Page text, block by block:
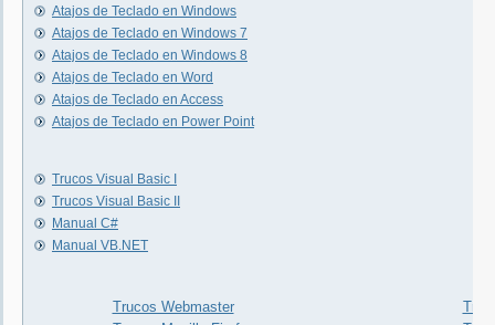
Atajos de Teclado en Windows
Atajos de Teclado en Windows 7
Atajos de Teclado en Windows 8
Atajos de Teclado en Word
Atajos de Teclado en Access
Atajos de Teclado en Power Point
Trucos Visual Basic I
Trucos Visual Basic II
Manual C#
Manual VB.NET
Trucos Webmaster